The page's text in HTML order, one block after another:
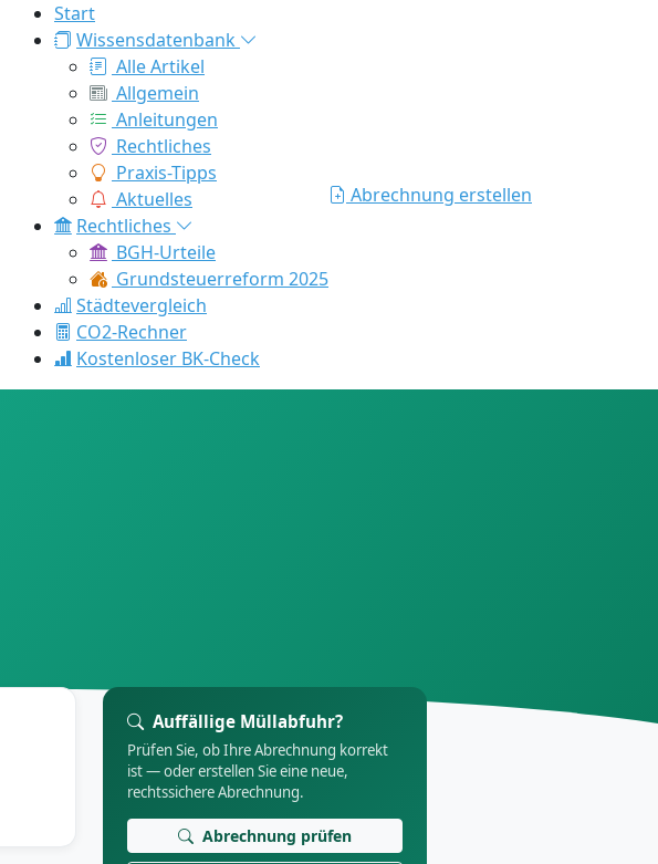
Start
Wissensdatenbank
Alle Artikel
Allgemein
Anleitungen
Rechtliches
Praxis-Tipps
Aktuelles
Rechtliches
BGH-Urteile
Grundsteuerreform 2025
Städtevergleich
CO2-Rechner
Kostenloser BK-Check
Abrechnung erstellen
Auffällige Müllabfuhr?
Prüfen Sie, ob Ihre Abrechnung korrekt
ist — oder erstellen Sie eine neue,
rechtssichere Abrechnung.
Abrechnung prüfen